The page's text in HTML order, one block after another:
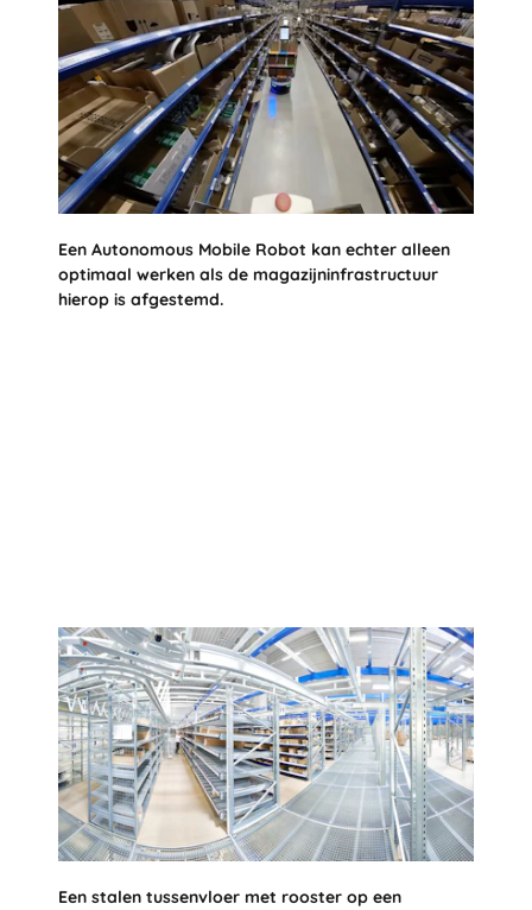
Een Autonomous Mobile Robot kan echter alleen
optimaal werken als de magazijninfrastructuur
hierop is afgestemd.
Een stalen tussenvloer met rooster op een